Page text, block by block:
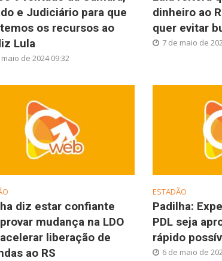
e Judiciário para que
os recursos ao
Lula
de 2024 09:32
dinheiro ao
quer evitar
7 de maio de
diz estar confiante
mudança na LDO
liberação de
ao RS
ESTADÃO
Padilha:
PDL seja
rápido
6 de maio de